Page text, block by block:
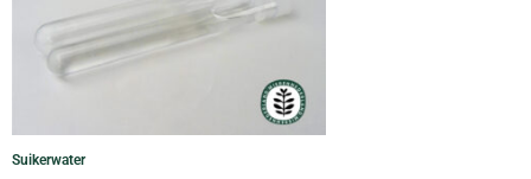
Suikerwater
variaties.
gekozen